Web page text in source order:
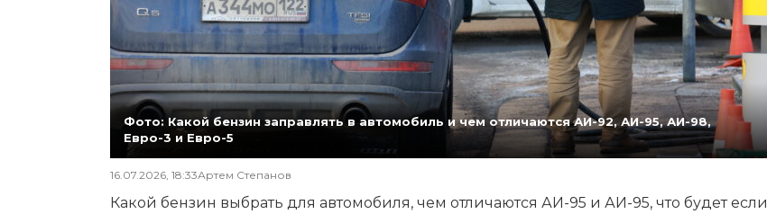
Фото: Какой бензин заправлять в автомобиль и чем отличаются АИ-92, АИ-95, АИ-98,
Евро-3 и Евро-5
16.07.2026, 18:33Артем Степанов
Какой бензин выбрать для автомобиля, чем отличаются АИ-95 и АИ-95, что будет если